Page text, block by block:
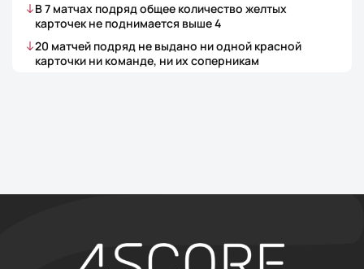
В7 матчах подряд общее количество желтых
карточек не поднимается выше4
20 матчей подряд не выдано ни одной красной
карточки ни команде, ни их соперникам